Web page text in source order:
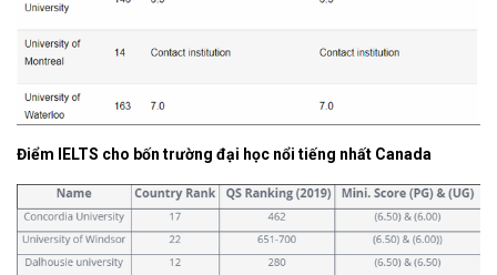
Điểm IELTS cho bốn trường đại học nổi tiếng nhất Canada